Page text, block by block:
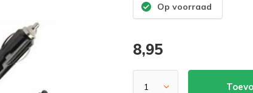
Op voorraad
8,95